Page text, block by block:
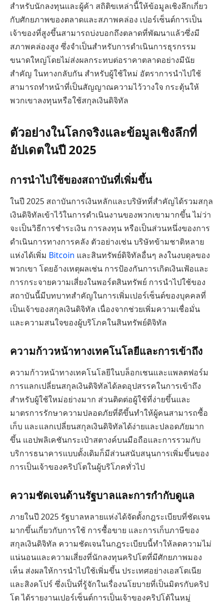
สำหรับนักลงทุนและผู้ค้า สถิติขเหล่านี้ให้ข้อมูลเชิงลึกเกี่ยว
กับศักยภาพของตลาดและสภาพคล่อง เปอร์เซ็นต์การเป็น
เจ้าของที่สูงขึ้นสามารถบ่งบอกถึงตลาดที่พัฒนาแล้วซึ่งมี
สภาพคล่องสูง ซึ่งจำเป็นสำหรับการดำเนินการธุรกรรม
ขนาดใหญ่โดยไม่ส่งผลกระทบต่อราคาตลาดอย่างมีนัย
สำคัญ ในทางกลับกัน สำหรับผู้ใช้ใหม่ อัตราการนำไปใช้
สามารถทำหน้าที่เป็นสัญญาณความไว้วางใจ กระตุ้นให้
พวกเขาลงทุนหรือใช้สกุลเงินดิจิทัล
ตัวอย่างในโลกจริงและข้อมูลเชิงลึกที่
อัปเดตในปี 2025
การนำไปใช้ของสถาบันที่เพิ่มขึ้น
ในปี 2025 สถาบันการเงินหลักและบริษัทที่สำคัญได้รวมสกุล
เงินดิจิทัลเข้าไว้ในการดำเนินงานของพวกเขามากขึ้น ไม่ว่า
จะเป็นวิธีการชำระเงิน การลงทุน หรือเป็นส่วนหนึ่งของการ
ดำเนินการทางการคลัง ตัวอย่างเช่น บริษัทข้ามชาติหลาย
แห่งได้เพิ่ม Bitcoin และสินทรัพย์ดิจิทัลอื่นๆ ลงในงบดุลของ
พวกเขา โดยอ้างเหตุผลเช่น การป้องกันการเกิดเงินเฟ้อและ
การกระจายความเสี่ยงในพอร์ตสินทรัพย์ การนำไปใช้ของ
สถาบันนี้มีบทบาทสำคัญในการเพิ่มเปอร์เซ็นต์ของบุคคลที่
เป็นเจ้าของสกุลเงินดิจิทัล เนื่องจากช่วยเพิ่มความเชื่อมั่น
และความสนใจของผู้บริโภคในสินทรัพย์ดิจิทัล
ความก้าวหน้าทางเทคโนโลยีและการเข้าถึง
ความก้าวหน้าทางเทคโนโลยีในบล็อกเชนและแพลตฟอร์ม
การแลกเปลี่ยนสกุลเงินดิจิทัลได้ลดอุปสรรคในการเข้าถึง
สำหรับผู้ใช้ใหม่อย่างมาก ส่วนติดต่อผู้ใช้ที่ง่ายขึ้นและ
มาตรการรักษาความปลอดภัยที่ดีขึ้นทำให้ผู้คนสามารถซื้อ
เก็บ และแลกเปลี่ยนสกุลเงินดิจิทัลได้ง่ายและปลอดภัยมาก
ขึ้น แอปพลิเคชันกระเป๋าสตางค์บนมือถือและการรวมกับ
บริการธนาคารแบบดั้งเดิมก็มีส่วนสนับสนุนการเพิ่มขึ้นของ
การเป็นเจ้าของคริปโตในผู้บริโภคทั่วไป
ความชัดเจนด้านรัฐบาลและการกำกับดูแล
ภายในปี 2025 รัฐบาลหลายแห่งได้จัดตั้งกฎระเบียบที่ชัดเจน
มากขึ้นเกี่ยวกับการใช้ การซื้อขาย และการเก็บภาษีของ
สกุลเงินดิจิทัล ความชัดเจนในกฎระเบียบนี้ทำให้ลดความไม่
แน่นอนและความเสี่ยงที่นักลงทุนคริปโตที่มีศักยภาพมอง
เห็น ส่งผลให้การนำไปใช้เพิ่มขึ้น ประเทศอย่างเอสโตเนีย
และสิงคโปร์ ซึ่งเป็นที่รู้จักในเรื่องนโยบายที่เป็นมิตรกับคริป
โต ได้รายงานเปอร์เซ็นต์การเป็นเจ้าของคริปโต้ในหมู่